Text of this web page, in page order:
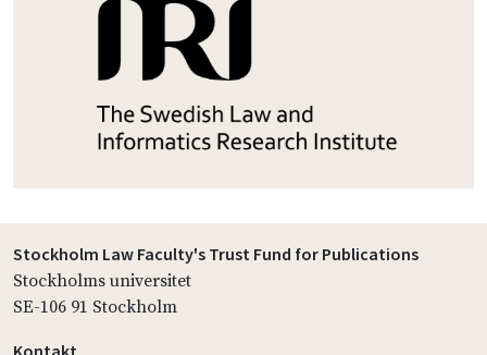
Stockholm Law Faculty's Trust Fund for Publications
Stockholms universitet
SE-106 91 Stockholm
Kontakt